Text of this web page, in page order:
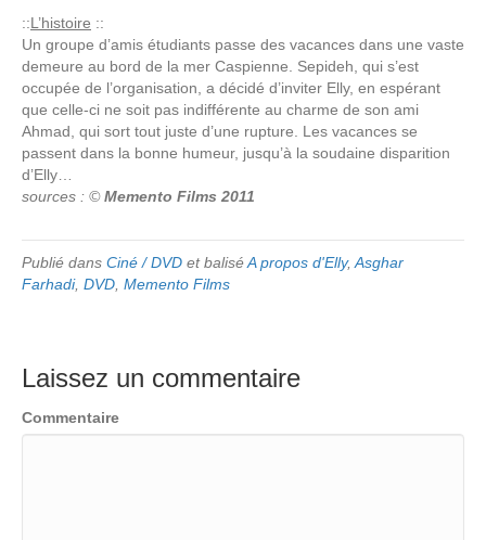
::L’histoire ::
Un groupe d’amis étudiants passe des vacances dans une vaste
demeure au bord de la mer Caspienne. Sepideh, qui s’est
occupée de l’organisation, a décidé d’inviter Elly, en espérant
que celle-ci ne soit pas indifférente au charme de son ami
Ahmad, qui sort tout juste d’une rupture. Les vacances se
passent dans la bonne humeur, jusqu’à la soudaine disparition
d’Elly…
sources : ©Memento Films 2011
Publié dans Ciné / DVD et baliséA propos d'Elly, Asghar
Farhadi, DVD Memento Films
Laissez un commentaire
Commentaire